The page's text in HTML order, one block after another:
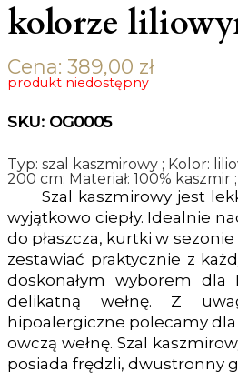
kolorze
Cena: 389,00 zł
produkt niedostępny
SKU: OG0005
Typ: szal kaszmirowy ; Kolor:
200 cm; Materiał: 100% kaszmir ;
Szal kaszmirowy jest
wyjątkowo ciepły. Idealnie
do płaszcza, kurtki w
zestawiać praktycznie z
doskonałym wyborem dla
delikatną wełnę. Z
hipoalergiczne polecamy
owczą wełnę. Szal
posiada frędzli, dwustronny